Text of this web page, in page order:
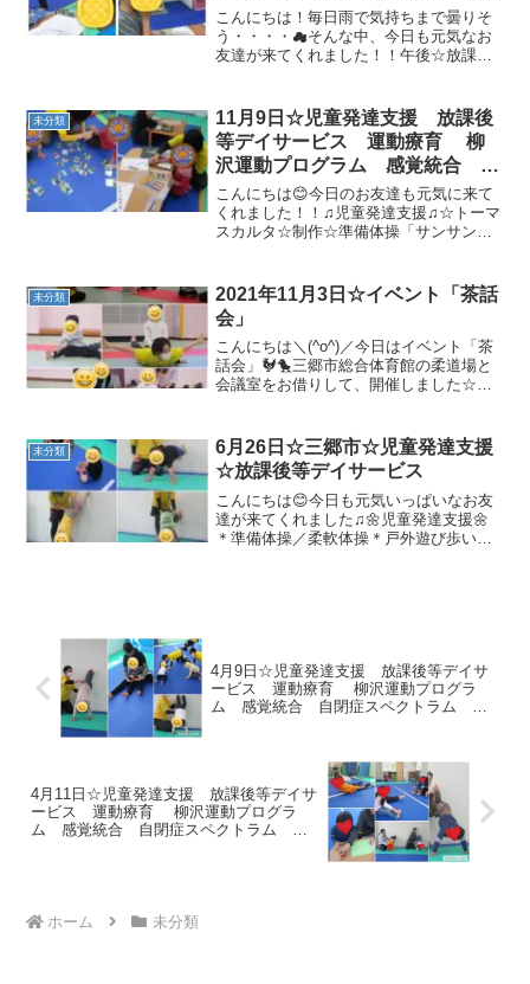
症 発達障害 埼玉県 三郷市
吉川市 八潮市 気になる子
こんにちは！毎日雨で気持ちまで曇りそ
う・・・・☁そんな中、今日も元気なお
友達が来てくれました！！午後☆放課後
☆準備体操「ブンバボーン体操」☆柔軟
体操☆動物変身先生が「ゆ...
未分類
11月9日☆児童発達支援 放課後
等デイサービス 運動療育 柳
沢運動プログラム 感覚統合 自
閉症スペクトラム ＡＤＨＤ Ｌ
Ｄ 発達障害 三郷市 吉川
市 八潮市
こんにちは😊今日のお友達も元気に来て
くれました！！♫児童発達支援♫☆トーマ
スカルタ☆制作☆準備体操「サンサン体
ンポリン／バランスボール☆サーキット
(一本橋渡り、トンネル...
未分類
2021年11月3日☆イベント「茶話
会」
こんにちは＼(^o^)／今日はイベント「茶
話会」🐓🐤三郷市総合体育館の柔道場と
会議室をお借りして、開催しました☆最
のあと、保護者の方は会議室で茶話会を
行いました。保護者...
未分類
6月26日☆三郷市☆児童発達支援
☆放課後等デイサービス
こんにちは😊今日も元気いっぱいなお友
達が来てくれました♫🌼児童発達支援🌼
＊準備体操／柔軟体操＊戸外遊び歩いて
4月9日☆児童発達支援 放課後等デイサ
ービス 運動療育 柳沢運動プログラ
ム 感覚統合 自閉症スペクトラム Ａ
4月11日☆児童発達支援 放課後等デイサ
ービス 運動療育 柳沢運動プログラ
ム 感覚統合 自閉症スペクトラム Ａ
ホーム 未分類